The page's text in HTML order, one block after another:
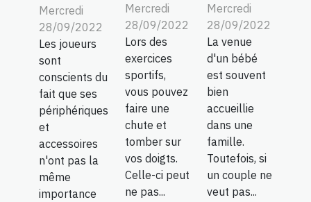
Mercredi
28/09/2022
Les joueurs
sont
conscients du
fait que ses
périphériques
et
accessoires
n'ont pas la
même
importance
Mercredi
28/09/2022
Lors des
exercices
sportifs,
vous pouvez
faire une
chute et
tomber sur
vos doigts.
Celle-ci peut
ne pas...
Mercredi
28/09/2022
La venue
d'un bébé
est souvent
bien
accueillie
dans une
famille.
Toutefois, si
un couple ne
veut pas...